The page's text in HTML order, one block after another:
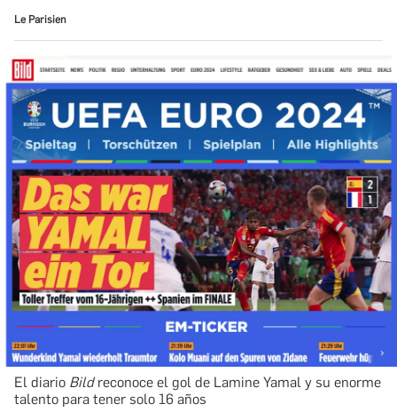
Le Parisien
El diario Bildreconoce el gol de Lamine Yamal y su enorme
talento para tener solo 16 años